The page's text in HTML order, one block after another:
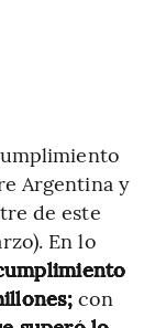
Argentina y
de este
En lo
con